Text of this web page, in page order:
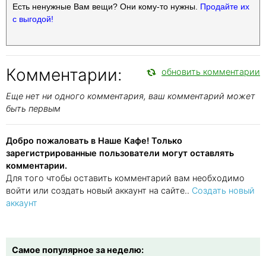
Есть ненужные Вам вещи? Они кому-то нужны. Продайте их
с выгодой!
Комментарии: обновить комментарии
Еще нет ни одного комментария, ваш комментарий может
быть первым
Добро пожаловать в Наше Кафе! Только
зарегистрированные пользователи могут оставлять
комментарии.
Для того чтобы оставить комментарий вам необходимо
войти или создать новый аккаунт на сайте.. Создать новый
аккаунт
Самое популярное за неделю: